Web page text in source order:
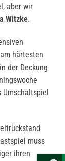
aber wir
Witzke.
härtesten
der Deckung
muss
ihren